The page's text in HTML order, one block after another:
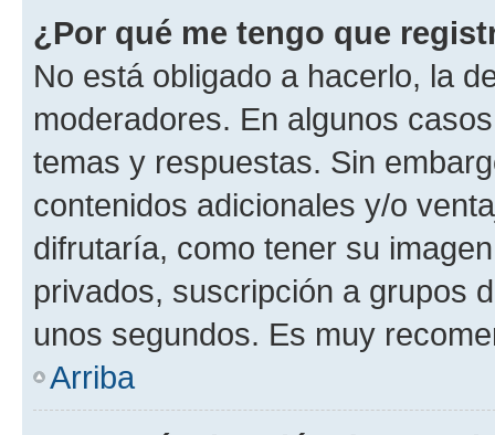
¿Por qué me tengo que
No está obligado a hacerlo, la
moderadores. En algunos
temas y respuestas. Sin
contenidos adicionales y/o
difrutaría, como tener su
privados, suscripción a grupos
unos segundos. Es muy
Arriba